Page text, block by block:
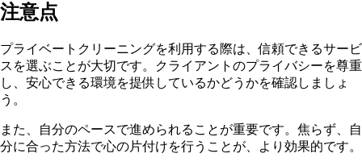
注意点
プライベートクリーニングを利用する際は、信頼できるサービ
スを選ぶことが大切です。クライアントのプライバシーを尊重
し、安心できる環境を提供しているかどうかを確認しましょ
う。
また、自分のペースで進められることが重要です。焦らず、自
分に合った方法で心の片付けを行うことが、より効果的です。